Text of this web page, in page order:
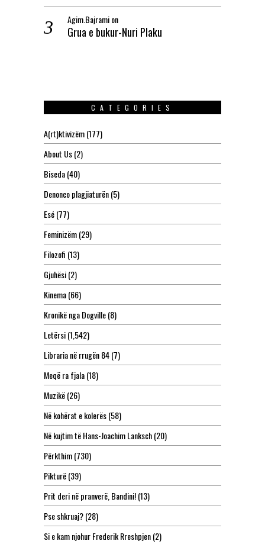
Agim.Bajramion
Grua e bukur-Nuri Plaku
CATEGORIES
A(rt)ktivizëm(177)
About Us(2)
Biseda(40)
Denonco plagjiaturën(5)
Esé(77)
Feminizëm(29)
Filozofi (13)
Gjuhësi(2)
Kinema(66)
Kronikë nga Dogville(8)
Letërsi(1,542)
Libraria në rrugën 84(7)
Meqë ra fjala(18)
Muzikë(26)
Në kohërat e kolerës(58)
Në kujtim të Hans-Joachim Lanksch(20)
Përkthim(730)
Pikturë(39)
Prit deri në pranverë, Bandini!(13)
Pse shkruaj?(28)
Si e kam njohur Frederik Rreshpjen(2)